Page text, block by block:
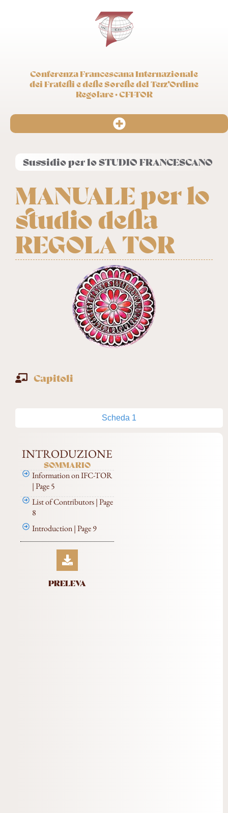
Conferenza Francescana Internazionale
dei Fratelli e delle Sorelle del Terz’Ordine
Regolare · CFI-TOR
Sussidio per lo STUDIO FRANCESCANO
MANUALE per lo
studio della
REGOLA TOR
Capitoli
Scheda 1
INTRODUZIONE
SOMMARIO
Information on IFC-TOR
| Page 5
List of Contributors | Page
8
Introduction | Page 9
PRELEVA